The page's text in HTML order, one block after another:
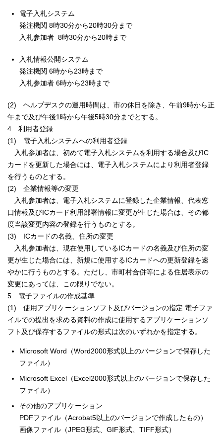
電子入札システム
発注機関 8時30分から20時30分まで
入札参加者 8時30分から20時まで
入札情報公開システム
発注機関 6時から23時まで
入札参加者 6時から23時まで
(2) ヘルプデスクの運用時間は、市の休日を除き、午前9時から正
午まで及び午後1時から午後5時30分までとする。
4 利用者登録
(1) 電子入札システムへの利用者登録
入札参加者は、初めて電子入札システムを利用する場合及びIC
カードを更新した場合には、電子入札システムにより利用者登録
を行うものとする。
(2) 企業情報等の変更
入札参加者は、電子入札システムに登録した企業情報、代表窓
口情報及びICカード利用部署情報に変更が生じた場合は、その都
度当該変更内容の登録を行うものとする。
(3) ICカードの名義、住所の変更
入札参加者は、現在使用しているICカードの名義及び住所の変
更が生じた場合には、新規に使用するICカードへの更新登録を速
やかに行うものとする。ただし、市町村合併等による住居表示の
変更にあっては、この限りでない。
5 電子ファイルの作成基準
(1) 使用アプリケーションソフト及びバージョンの指定 電子ファ
イルでの提出を求める資料の作成に使用するアプリケーションソ
フト及び保存するファイルの形式は次のいずれかを指定する。
Microsoft Word（Word2000形式以上のバージョンで保存した
ファイル）
Microsoft Excel（Excel2000形式以上のバージョンで保存した
ファイル）
その他のアプリケーション
PDFファイル（Acrobat5以上のバージョンで作成したもの）
画像ファイル（JPEG形式、GIF形式、TIFF形式）